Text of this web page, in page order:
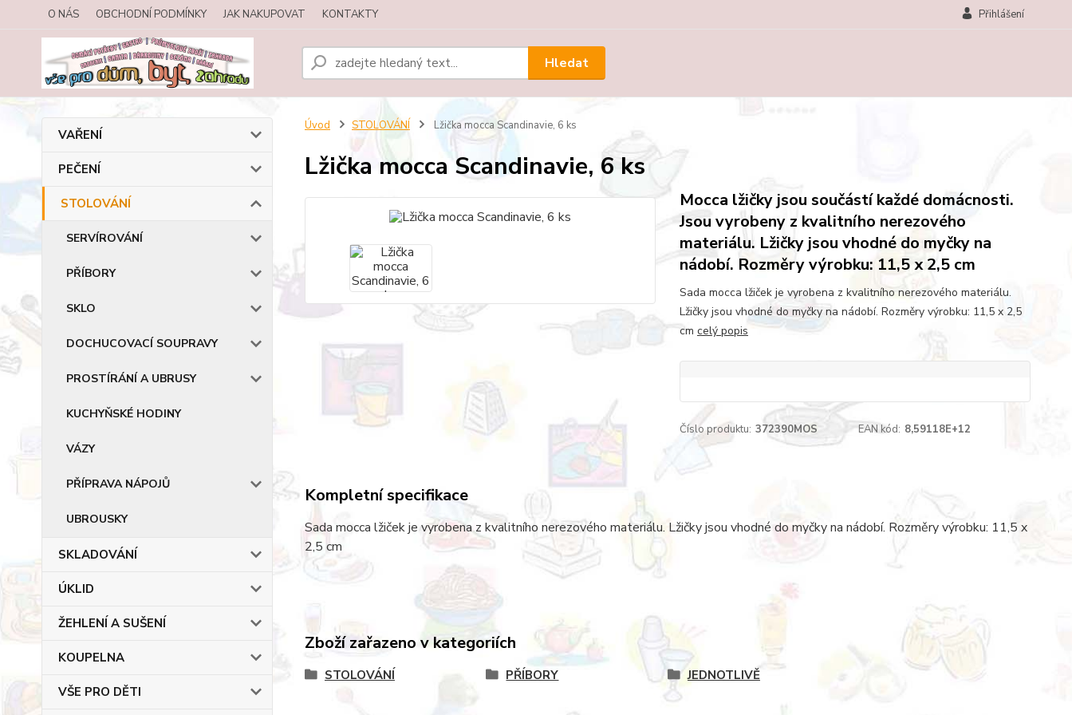
O NÁS OBCHODNÍ PODMÍNKY JAK NAKUPOVAT KONTAKTY Přihlášení
Hledat
VAŘENÍ
PEČENÍ
STOLOVÁNÍ
SERVÍROVÁNÍ
PŘÍBORY
SKLO
DOCHUCOVACÍ SOUPRAVY
PROSTÍRÁNÍ A UBRUSY
KUCHYŇSKÉ HODINY
VÁZY
PŘÍPRAVA NÁPOJŮ
UBROUSKY
SKLADOVÁNÍ
ÚKLID
ŽEHLENÍ A SUŠENÍ
KOUPELNA
VŠE PRO DĚTI
Úvod STOLOVÁNÍ Lžička mocca Scandinavie, 6 ks
Lžička mocca Scandinavie, 6 ks
Mocca lžičky jsou součástí každé domácnosti.
Jsou vyrobeny z kvalitního nerezového
materiálu. Lžičky jsou vhodné do myčky na
nádobí. Rozměry výrobku: 11,5 x 2,5 cm
Sada mocca lžiček je vyrobena z kvalitního nerezového materiálu.
Lžičky jsou vhodné do myčky na nádobí. Rozměry výrobku: 11,5 x 2,5
cm celý popis
Číslo produktu: 372390MOS EAN kód: 8,59118E+12
Kompletní specifikace
Sada mocca lžiček je vyrobena z kvalitního nerezového materiálu. Lžičky jsou vhodné do myčky na nádobí. Rozměry výrobku: 11,5 x
2,5 cm
Zboží zařazeno v kategoriích
STOLOVÁNÍ PŘÍBORY JEDNOTLIVĚ